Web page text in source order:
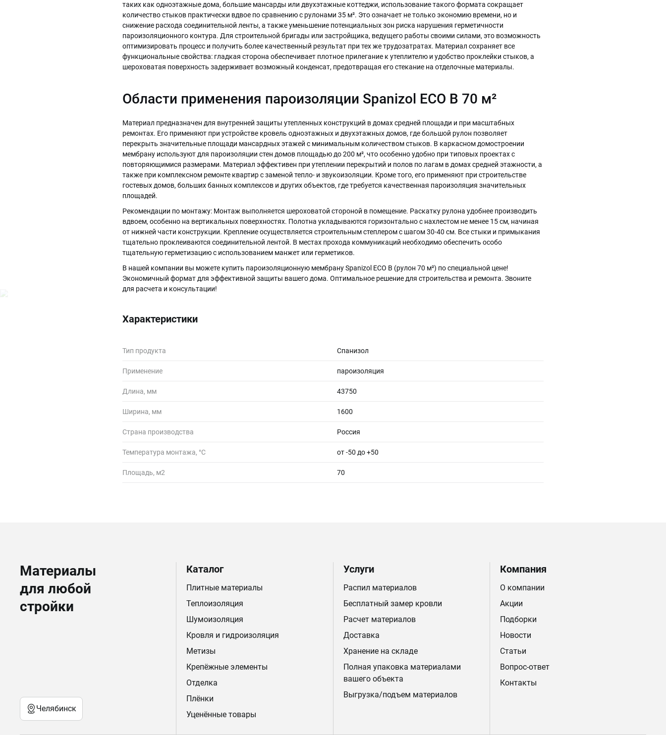
таких как одноэтажные дома, большие мансарды или двухэтажные коттеджи, использование такого формата сокращает
количество стыков практически вдвое по сравнению с рулонами 35 м². Это означает не только экономию времени, но и
снижение расхода соединительной ленты, а также уменьшение потенциальных зон риска нарушения герметичности
пароизоляционного контура. Для строительной бригады или застройщика, ведущего работы своими силами, это возможность
оптимизировать процесс и получить более качественный результат при тех же трудозатратах. Материал сохраняет все
функциональные свойства: гладкая сторона обеспечивает плотное прилегание к утеплителю и удобство проклейки стыков, а
шероховатая поверхность задерживает возможный конденсат, предотвращая его стекание на отделочные материалы.
Области применения пароизоляции Spanizol ECO B 70 м²
Материал предназначен для внутренней защиты утепленных конструкций в домах средней площади и при масштабных
ремонтах. Его применяют при устройстве кровель одноэтажных и двухэтажных домов, где большой рулон позволяет
перекрыть значительные площади мансардных этажей с минимальным количеством стыков. В каркасном домостроении
мембрану используют для пароизоляции стен домов площадью до 200 м², что особенно удобно при типовых проектах с
повторяющимися размерами. Материал эффективен при утеплении перекрытий и полов по лагам в домах средней этажности, а
также при комплексном ремонте квартир с заменой тепло- и звукоизоляции. Кроме того, его применяют при строительстве
гостевых домов, больших банных комплексов и других объектов, где требуется качественная пароизоляция значительных
площадей.
Рекомендации по монтажу: Монтаж выполняется шероховатой стороной в помещение. Раскатку рулона удобнее производить
вдвоем, особенно на вертикальных поверхностях. Полотна укладываются горизонтально с нахлестом не менее 15 см, начиная
от нижней части конструкции. Крепление осуществляется строительным степлером с шагом 30-40 см. Все стыки и примыкания
тщательно проклеиваются соединительной лентой. В местах прохода коммуникаций необходимо обеспечить особо
тщательную герметизацию с использованием манжет или герметиков.
В нашей компании вы можете купить пароизоляционную мембрану Spanizol ECO B (рулон 70 м²) по специальной цене!
Экономичный формат для эффективной защиты вашего дома. Оптимальное решение для строительства и ремонта. Звоните
для расчета и консультации!
Характеристики
Тип продукта Спанизол
Применение пароизоляция
Длина, мм 43750
Ширина, мм 1600
Страна производства Россия
Температура монтажа, °С от -50 до +50
Площадь, м2 70
Материалы
для любой
стройки
Челябинск
Каталог
Плитные материалы
Теплоизоляция
Шумоизоляция
Кровля и гидроизоляция
Метизы
Крепёжные элементы
Отделка
Плёнки
Уценённые товары
Услуги
Распил материалов
Бесплатный замер кровли
Расчет материалов
Доставка
Хранение на складе
Полная упаковка материалами
вашего объекта
Выгрузка/подъем материалов
Компания
О компании
Акции
Подборки
Новости
Статьи
Вопрос-ответ
Контакты